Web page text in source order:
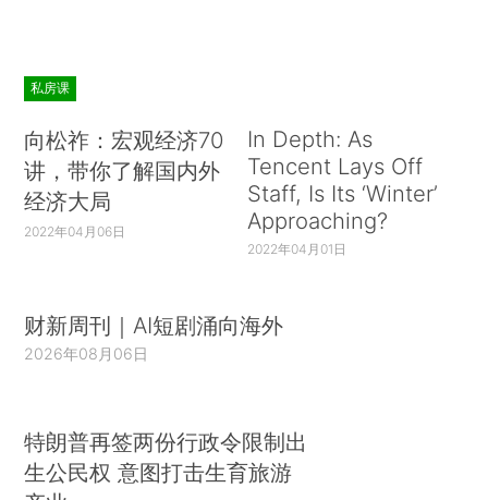
私房课
向松祚：宏观经济70
讲，带你了解国内外
经济大局
2022年04月06日
In Depth: As
Tencent Lays Off
Staff, Is Its ‘Winter’
Approaching?
2022年04月01日
财新周刊｜AI短剧涌向海外
2026年08月06日
特朗普再签两份行政令限制出
生公民权 意图打击生育旅游